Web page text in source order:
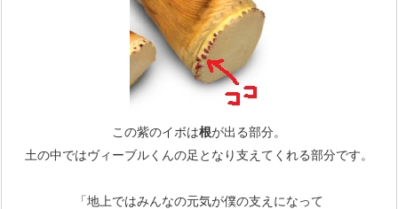
この紫のイボは根が出る部分。
土の中ではヴィーブルくんの足となり支えてくれる部分です。
「地上ではみんなの元気が僕の支えになって